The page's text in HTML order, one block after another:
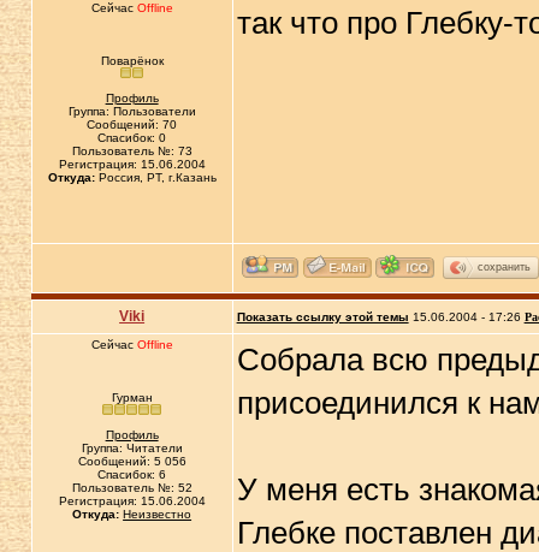
Сейчас Offline
Поварёнок
Профиль
Группа: Пользователи
Сообщений: 70
Спасибок: 0
Пользователь №: 73
Регистрация: 15.06.2004
Откуда:Россия, РТ, г.Казань
так что про Глебку-
сохранить
Viki Показать ссылку этой темы 15.06.2004 - 17:26
Сейчас Offline
Гурман
Профиль
Группа: Читатели
Сообщений: 5 056
Спасибок: 6
Пользователь №: 52
Регистрация: 15.06.2004
Откуда: Неизвестно
Собрала всю
присоединился к
У меня есть
Глебке поставлен